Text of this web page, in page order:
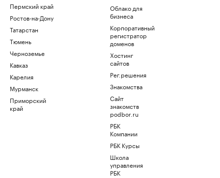
Пермский край
Ростов-на-Дону
Татарстан
Тюмень
Черноземье
Кавказ
Карелия
Мурманск
Приморский
край
Облако для
бизнеса
Корпоративный
регистратор
доменов
Хостинг
сайтов
Рег.решения
Знакомства
Сайт
знакомств
podbor.ru
РБК
Компании
РБК Курсы
Школа
управления
РБК